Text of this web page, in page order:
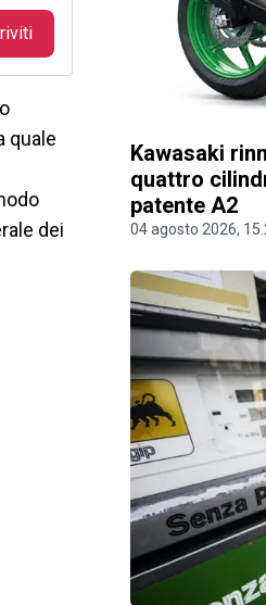
quale
dei
Kawasaki
quattro
patente A2
04 agosto 2026,